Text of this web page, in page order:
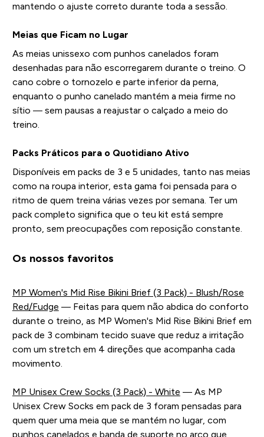
mantendo o ajuste correto durante toda a sessão.
Meias que Ficam no Lugar
As meias unissexo com punhos canelados foram
desenhadas para não escorregarem durante o treino. O
cano cobre o tornozelo e parte inferior da perna,
enquanto o punho canelado mantém a meia firme no
sítio — sem pausas a reajustar o calçado a meio do
treino.
Packs Práticos para o Quotidiano Ativo
Disponíveis em packs de 3 e 5 unidades, tanto nas meias
como na roupa interior, esta gama foi pensada para o
ritmo de quem treina várias vezes por semana. Ter um
pack completo significa que o teu kit está sempre
pronto, sem preocupações com reposição constante.
Os nossos favoritos
MP Women's Mid Rise Bikini Brief (3 Pack) - Blush/Rose
Red/Fudge — Feitas para quem não abdica do conforto
durante o treino, as MP Women's Mid Rise Bikini Brief em
pack de 3 combinam tecido suave que reduz a irritação
com um stretch em 4 direções que acompanha cada
movimento.
MP Unisex Crew Socks (3 Pack) - White — As MP
Unisex Crew Socks em pack de 3 foram pensadas para
quem quer uma meia que se mantém no lugar, com
punhos canelados e banda de suporte no arco que